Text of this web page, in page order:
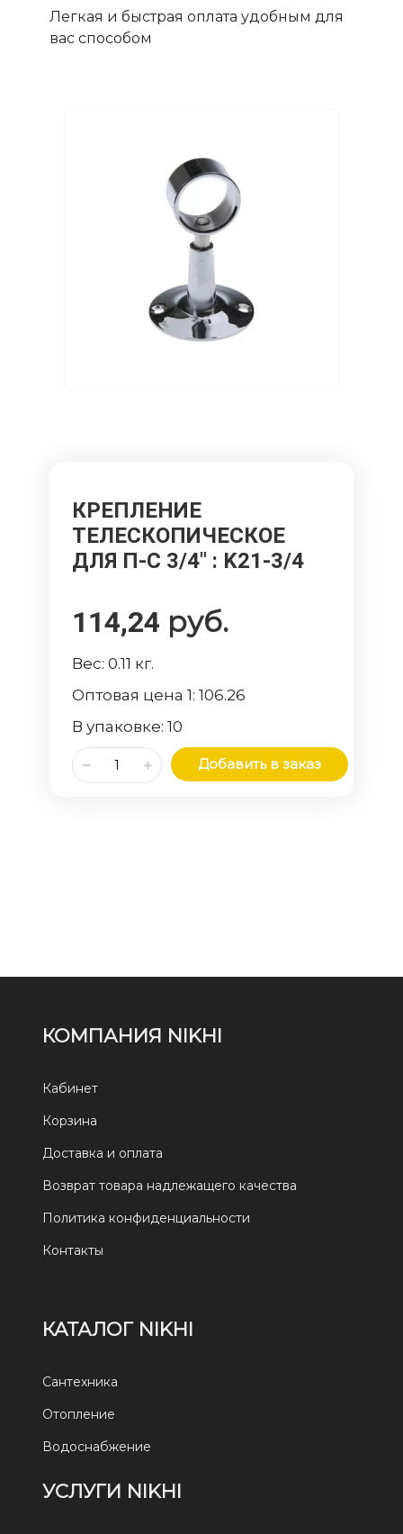
Легкая и быстрая оплата удобным для
вас способом
КРЕПЛЕНИЕ
ТЕЛЕСКОПИЧЕСКОЕ
ДЛЯ П-С 3/4" : K21-3/4
114,24 руб.
Вес:0.11 кг.
Оптовая цена 1:106.26
В упаковке:10
Добавить в заказ
КОМПАНИЯ NIKHI
Кабинет
Корзина
Доставка и оплата
Возврат товара надлежащего качества
Политика конфиденциальности
Контакты
КАТАЛОГ NIKHI
Сантехника
Отопление
Водоснабжение
УСЛУГИ NIKHI